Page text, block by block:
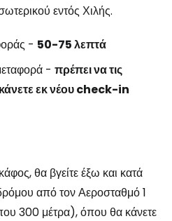
εντός Χιλής.
- 50-75 λεπτά
- πρέπει να τις
εκ νέου check-in
θα βγείτε έξω και κατά
από τον Αεροσταθμό 1
300 μέτρα), όπου θα κάνετε